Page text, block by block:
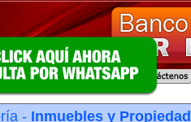
- Inmuebles y